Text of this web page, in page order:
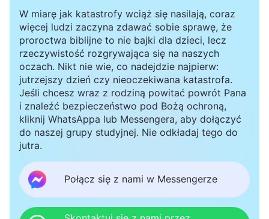
moich drzwi, serce zaczynało mi walić jak
oszalałe. Bałam się, że to policja przyszła nas
aresztować. W tamtym czasie nie wkładałam
serca w obowiązki, a gdy kontrolowałam pracę,
nie zwracałam uwagi na szczegóły. Odbiło się to
na różnych zadaniach. Praca z tekstami, za
którą przede wszystkim odpowiadałam, również
przynosiła gorsze rezultaty. Chociaż byłam
trochę zdenerwowana, pisałam jedynie listy z
zapytaniami. Nigdy nie starałam się zrozumieć,
gdzie występuje problem i na czym polega ani
W miarę jak katastrofy wciąż się nasilają, coraz
więcej ludzi zaczyna zdawać sobie sprawę, że
proroctwa biblijne to nie bajki dla dzieci, lecz
rzeczywistość rozgrywająca się na naszych
oczach. Nikt nie wie, co nadejdzie najpierw:
jutrzejszy dzień czy nieoczekiwana katastrofa.
Jeśli chcesz wraz z rodziną powitać powrót Pana
i znaleźć bezpieczeństwo pod Bożą ochroną,
kliknij WhatsAppa lub Messengera, aby dołączyć
do naszej grupy studyjnej. Nie odkładaj tego do
jutra.
Połącz się z nami w Messengerze